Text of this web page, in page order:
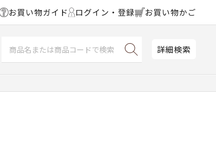
お買い物ガイド ログイン・登録 お買い物かご
詳細検索